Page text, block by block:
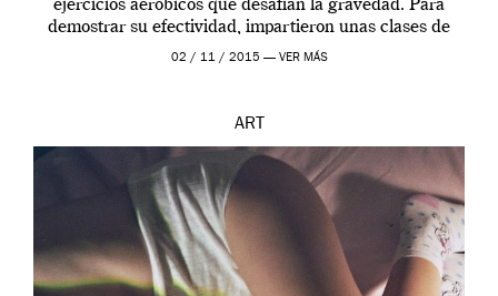
ejercicios aeróbicos que desafían la gravedad. Para
demostrar su efectividad, impartieron unas clases de
prueba en el Tate […]
02 / 11 / 2015 — VER MÁS
ART